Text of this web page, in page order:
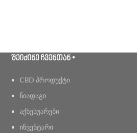
ᲨᲔᲘᲫᲘᲜᲔ ᲩᲕᲔᲜᲗᲐᲜ •
CBD პროდუქტი
ნიადაგი
აქსესუარები
ინვენტარი